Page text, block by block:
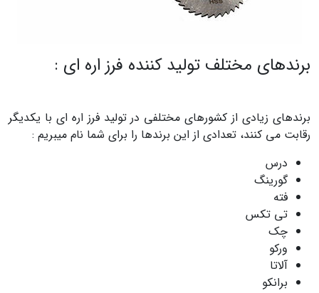
برندهای مختلف تولید کننده فرز اره ای :
برندهای زیادی از کشورهای مختلفی در تولید فرز اره ای با یکدیگر
رقابت می کنند، تعدادی از این برندها را برای شما نام میبریم :
درس
گورینگ
فته
تی تکس
چک
ورکو
آلاتا
برانکو